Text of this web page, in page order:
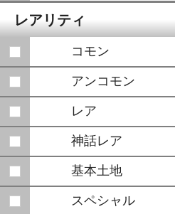
レアリティ
コモン
アンコモン
レア
神話レア
基本土地
スペシャル